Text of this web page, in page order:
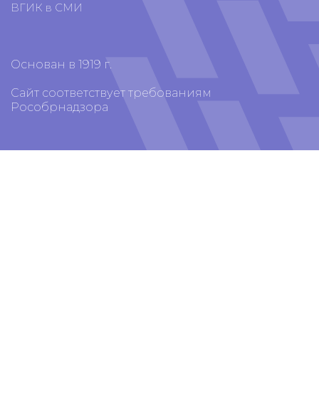
ВГИК в СМИ
Основан в 1919 г.
Сайт соответствует требованиям
Рособрнадзора